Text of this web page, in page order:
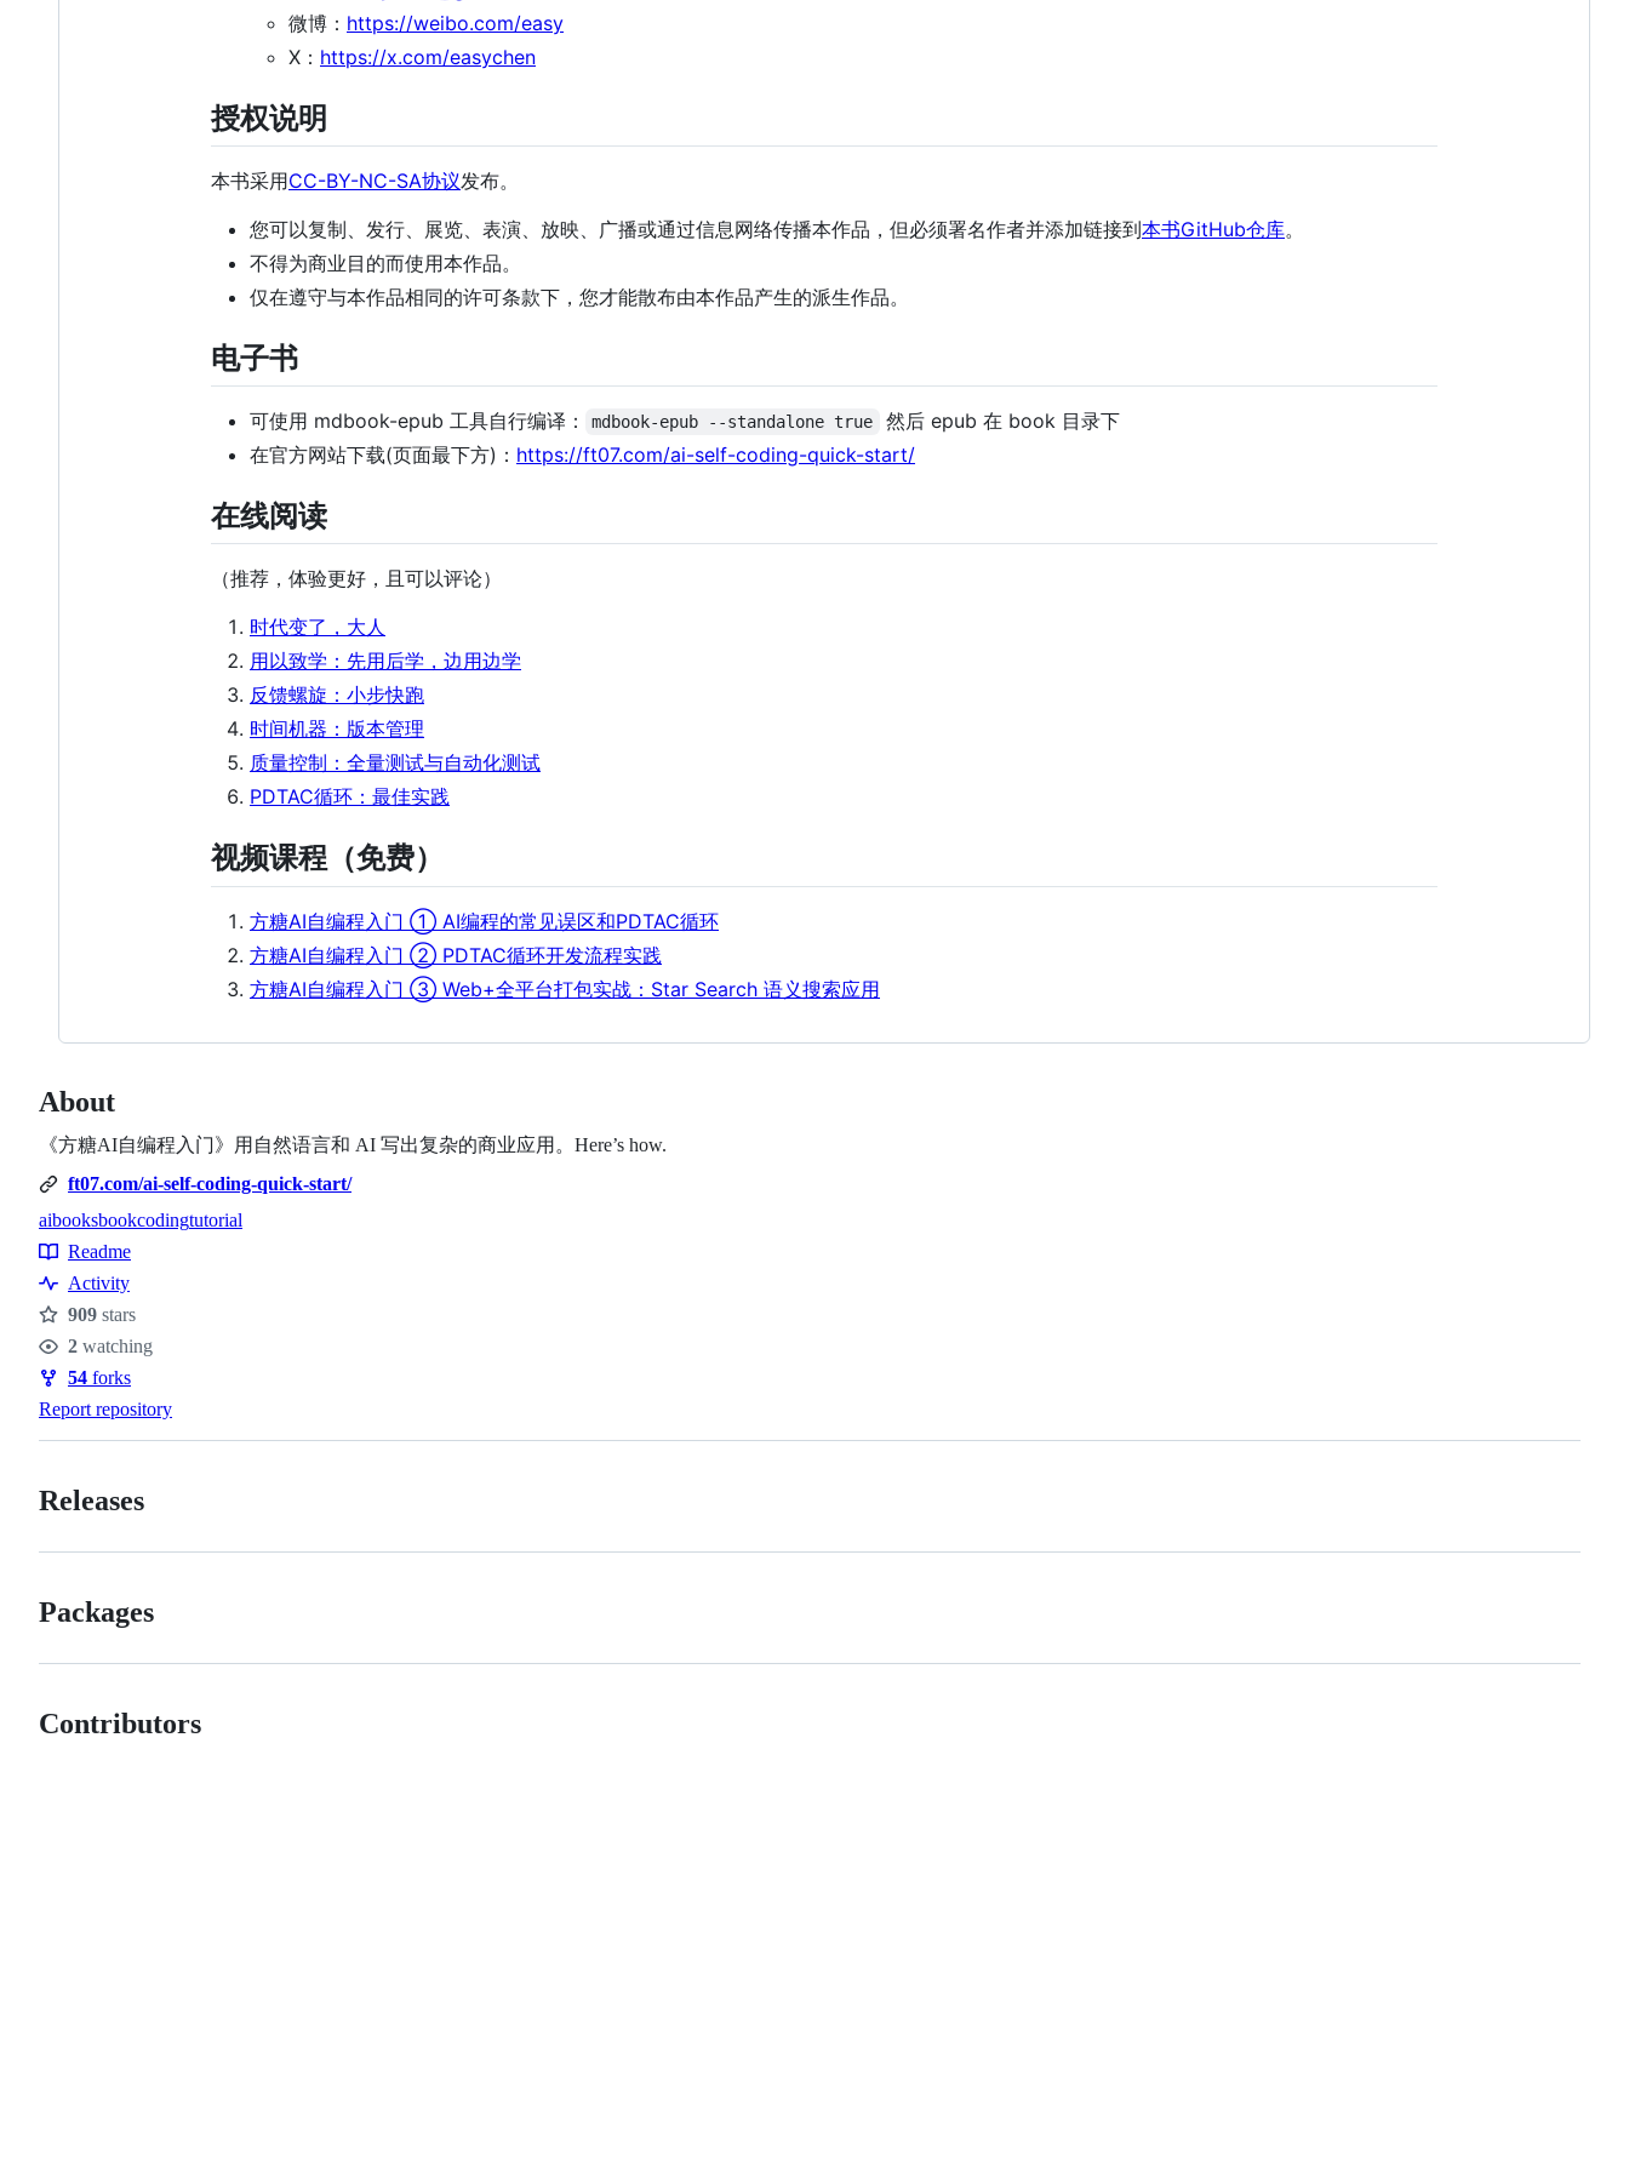
微博： https://weibo.com/easy
X： https://x.com/easychen
授权说明
本书采用CC-BY-NC-SA协议发布。
您可以复制、发行、展览、表演、放映、广播或通过信息网络传播本作品，但必须署名作者并添加链接到本书GitHub仓库。
不得为商业目的而使用本作品。
仅在遵守与本作品相同的许可条款下，您才能散布由本作品产生的派生作品。
电子书
可使用 mdbook-epub 工具自行编译： mdbook-epub --standalone true
然后 epub 在 book 目录下
在官方网站下载(页面最下方)： https://ft07.com/ai-self-coding-quick-start/
在线阅读
（推荐，体验更好，且可以评论）
时代变了，大人
用以致学：先用后学，边用边学
反馈螺旋：小步快跑
时间机器：版本管理
质量控制：全量测试与自动化测试
PDTAC循环：最佳实践
视频课程（免费）
方糖AI自编程入门 ① AI编程的常见误区和PDTAC循环
方糖AI自编程入门 ② PDTAC循环开发流程实践
方糖AI自编程入门 ③ Web+全平台打包实战：Star Search 语义搜索应用
About
《方糖AI自编程入门》用自然语言和 AI 写出复杂的商业应用。Here’s how.
ft07.com/ai-self-coding-quick-start/
Topics
aibooksbookcodingtutorial
Resources
Readme
Activity
Stars
909 stars
Watchers
2 watching
Forks
54 forks
Report repository
Releases
Packages
Contributors